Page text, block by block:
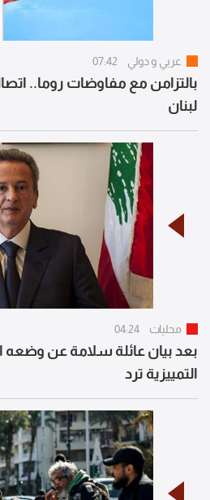
عربي و دولي 07:42
بالتزامن مع مفاوضات روما..
لبنان
محليات 04:24
بعد بيان عائلة سلامة عن وضعه
التمييزية ترد